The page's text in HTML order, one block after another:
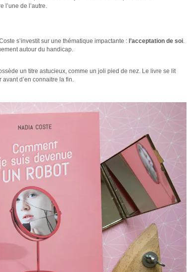
l’une de l’autre.
s’investit sur une thématique impactante : l’acceptation de soi.
autour du handicap.
un titre astucieux, comme un joli pied de nez. Le livre se lit
avant d’en connaitre la fin.